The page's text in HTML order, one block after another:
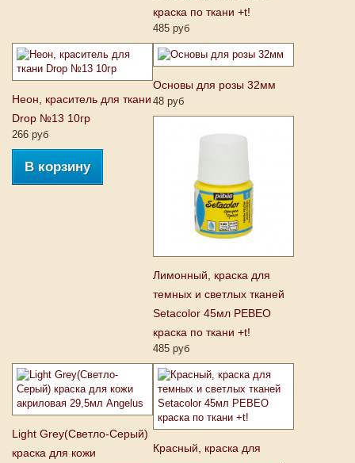
краска по ткани +t!
485 руб
Неон, краситель для ткани
Drop №13 10гр
266 руб
В корзину
Основы для розы 32мм
48 руб
Лимонный, краска для
темных и светлых тканей
Setacolor 45мл PEBEO
краска по ткани +t!
485 руб
Light Grey(Светло-Серый)
краска для кожи
Красный, краска для